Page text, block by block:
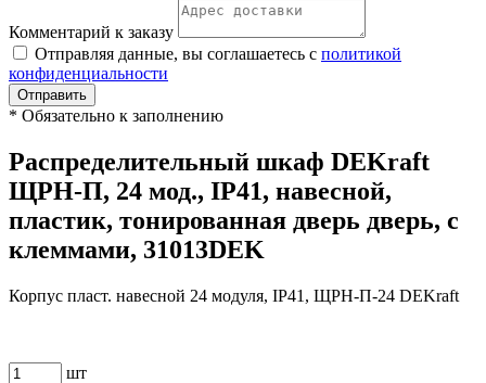
Комментарий к заказу
Отправляя данные, вы соглашаетесь с политикой
конфиденциальности
Отправить
* Обязательно к заполнению
Распределительный шкаф DEKraft
ЩРН-П, 24 мод., IP41, навесной,
пластик, тонированная дверь дверь, с
клеммами, 31013DEK
Корпус пласт. навесной 24 модуля, IP41, ЩРН-П-24 DEKraft
шт